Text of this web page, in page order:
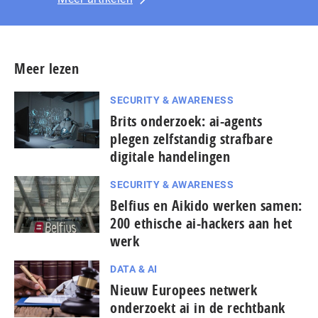
Meer lezen
SECURITY & AWARENESS
Brits onderzoek: ai-agents
plegen zelfstandig strafbare
digitale handelingen
SECURITY & AWARENESS
Belfius en Aikido werken samen:
200 ethische ai-hackers aan het
werk
DATA & AI
Nieuw Europees netwerk
onderzoekt ai in de rechtbank